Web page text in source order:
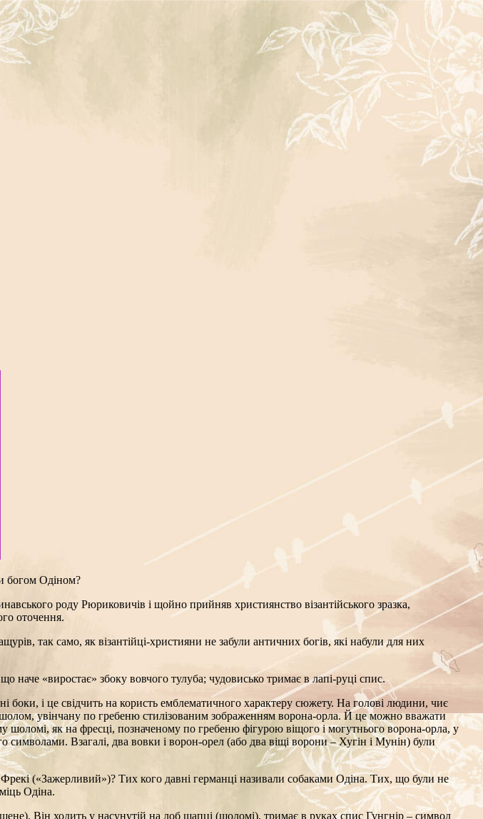
богом Одіном?
роду Рюриковичів і щойно прийняв християнство візантійського зразка,
оточення.
так само, як візантійці-християни не забули античних богів, які набули для них
«виростає» збоку вовчого тулуба; чудовисько тримає в лапі-руці спис.
боки, і це свідчить на користь емблематичного характеру сюжету. На голові людини, чиє
увінчану по гребеню стилізованим зображенням ворона-орла. Й це можно вважати
як на фресці, позначеному по гребеню фігурою віщого і могутнього ворона-орла, у
Взагалі, два вовки і ворон-орел (або два віщі ворони – Хугін і Мунін) були
(«Зажерливий»)? Тих кого давні германці називали собаками Одіна. Тих, що були не
Одіна.
Він ходить у насунутій на лоб шапці (шоломі), тримає в руках спис Гунгнір – символ